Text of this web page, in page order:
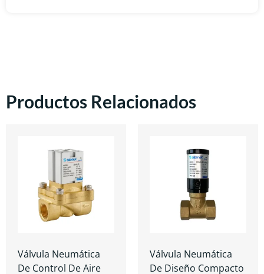
Productos Relacionados
Válvula Neumática
De Control De Aire
Válvula Neumática
De Diseño Compacto